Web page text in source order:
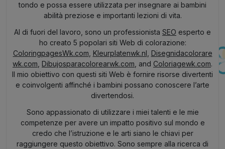
tondo e possa essere utilizzata per insegnare ai bambini
abilità preziose e importanti lezioni di vita.
Al di fuori del lavoro, sono un professionista SEO esperto e
ho creato 5 popolari siti Web di colorazione:
ColoringpagesWk.com Kleurplatenwk.nl Disegnidacolorare
wk.com Dibujosparacolorearwk.com , and Coloriagewk.com.
Il mio obiettivo con questi siti Web è fornire risorse divertenti
e coinvolgenti affinché i bambini possano conoscere l’arte
divertendosi.
Sono appassionato di utilizzare i miei talenti e le mie
competenze per avere un impatto positivo sul mondo e
credo che l’istruzione e le arti siano le chiavi per
raggiungere questo obiettivo. Sono sempre alla ricerca di